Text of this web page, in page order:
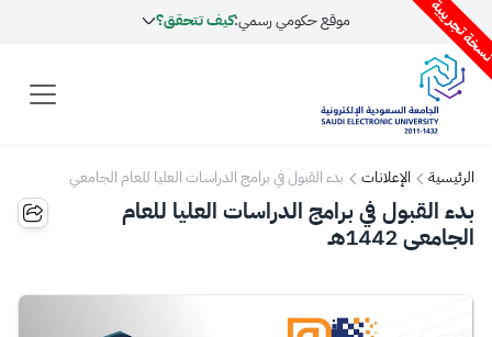
تجريبية موقع حكومي رسمي:كيف تتحقق؟
الرئيسية الإعلانات
بدء القبول في برامج الدراسات العليا للعام الجامعي
1442هـ
بدء القبول في برامج الدراسات العليا للعام
الجامعي 1442هـ